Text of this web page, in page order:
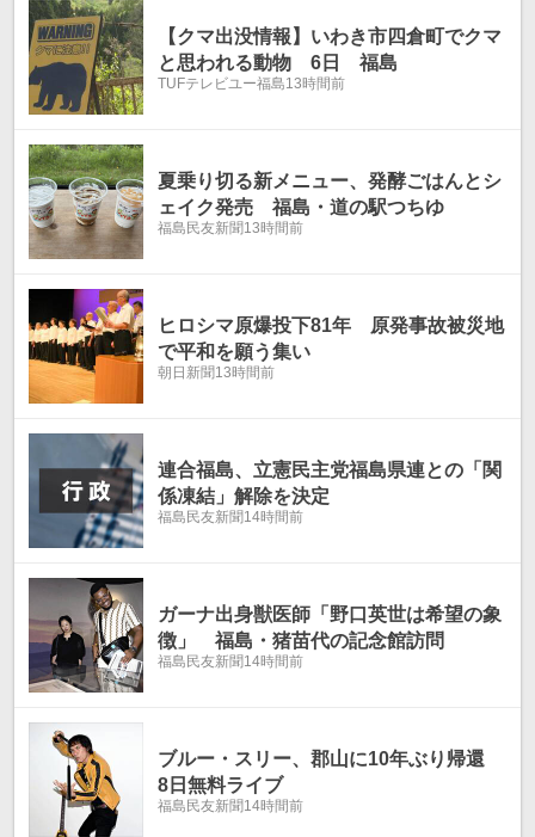
【クマ出没情報】いわき市四倉町でクマ
と思われる動物 6日 福島
TUFテレビユー福島13時間前
夏乗り切る新メニュー、発酵ごはんとシ
ェイク発売 福島・道の駅つちゆ
福島民友新聞13時間前
ヒロシマ原爆投下81年 原発事故被災地
で平和を願う集い
朝日新聞13時間前
連合福島、立憲民主党福島県連との「関
係凍結」解除を決定
福島民友新聞14時間前
ガーナ出身獣医師「野口英世は希望の象
徴」 福島・猪苗代の記念館訪問
福島民友新聞14時間前
ブルー・スリー、郡山に10年ぶり帰還
8日無料ライブ
福島民友新聞14時間前